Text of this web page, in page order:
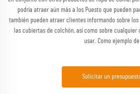
podría atraer aún más a los Puesto que pueden
también pueden atraer clientes informando sobre
las cubiertas de colchón, así como sobre cualquier
usar. Como ejemplo de
Solicitar un